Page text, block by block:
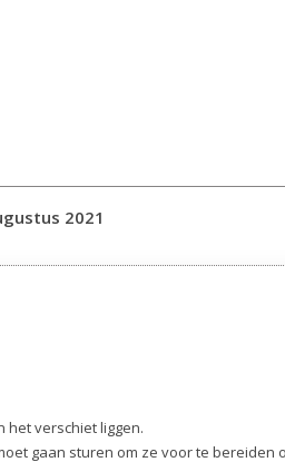
2021
het verschiet liggen.
gaan sturen om ze voor te